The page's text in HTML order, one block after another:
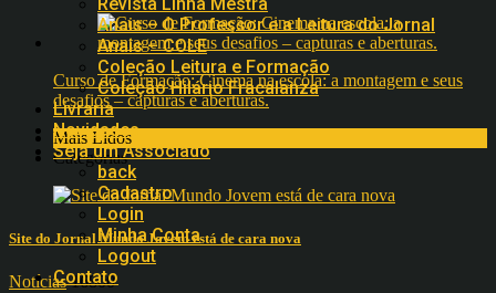
Anais – O Professor e a Leitura do Jornal
Anais – COLE
Coleção Leitura e Formação
Coleção Hilário Fracalanza
Livraria
Novidades
Seja um Associado
back
Cadastro
Login
Minha Conta
Logout
Contato
Curso de Formação: Cinema na escola: a montagem e seus
desafios – capturas e aberturas.
Mais Lidos
Categorias
Site do Jornal Mundo Jovem está de cara nova
Notícias 16800